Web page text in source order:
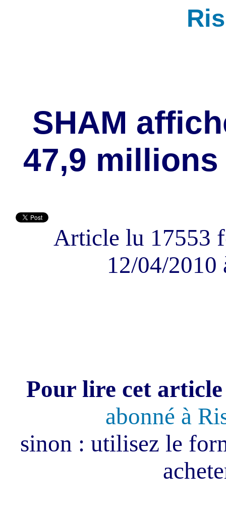
SHAM
47,9
Article lu 17553
12/04/2010
Pour lire cet
abonné à
sinon : utilisez le